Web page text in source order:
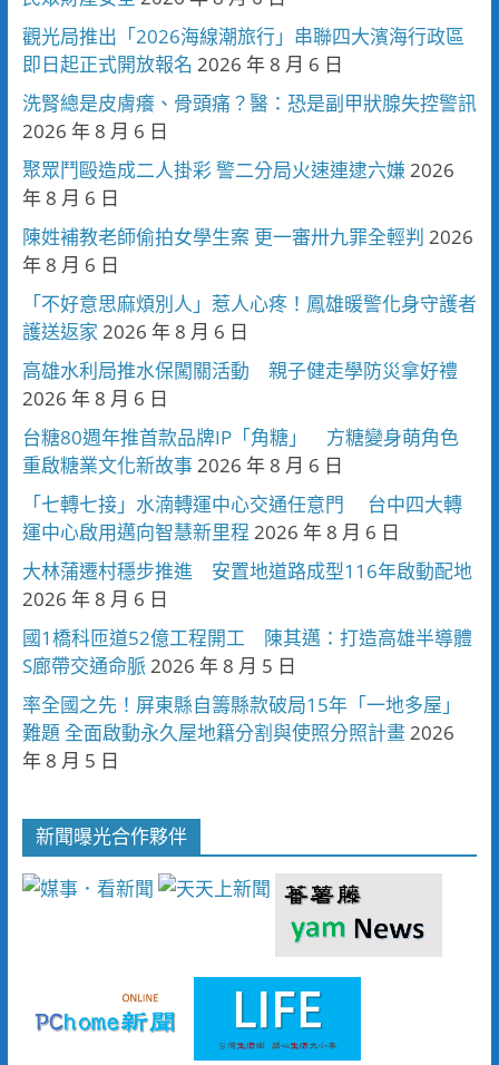
觀光局推出「2026海線潮旅行」串聯四大濱海行政區
即日起正式開放報名 2026 年 8 月 6 日
洗腎總是皮膚癢、骨頭痛？醫：恐是副甲狀腺失控警訊
2026 年 8 月 6 日
聚眾鬥毆造成二人掛彩 警二分局火速連逮六嫌 2026
年 8 月 6 日
陳姓補教老師偷拍女學生案 更一審卅九罪全輕判 2026
年 8 月 6 日
「不好意思麻煩別人」惹人心疼！鳳雄暖警化身守護者
護送返家 2026 年 8 月 6 日
高雄水利局推水保闖關活動 親子健走學防災拿好禮
2026 年 8 月 6 日
台糖80週年推首款品牌IP「角糖」 方糖變身萌角色
重啟糖業文化新故事 2026 年 8 月 6 日
「七轉七接」水湳轉運中心交通任意門 台中四大轉
運中心啟用邁向智慧新里程 2026 年 8 月 6 日
大林蒲遷村穩步推進 安置地道路成型116年啟動配地
2026 年 8 月 6 日
國1橋科匝道52億工程開工 陳其邁：打造高雄半導體
S廊帶交通命脈 2026 年 8 月 5 日
率全國之先！屏東縣自籌縣款破局15年「一地多屋」
難題 全面啟動永久屋地籍分割與使照分照計畫 2026
年 8 月 5 日
新聞曝光合作夥伴